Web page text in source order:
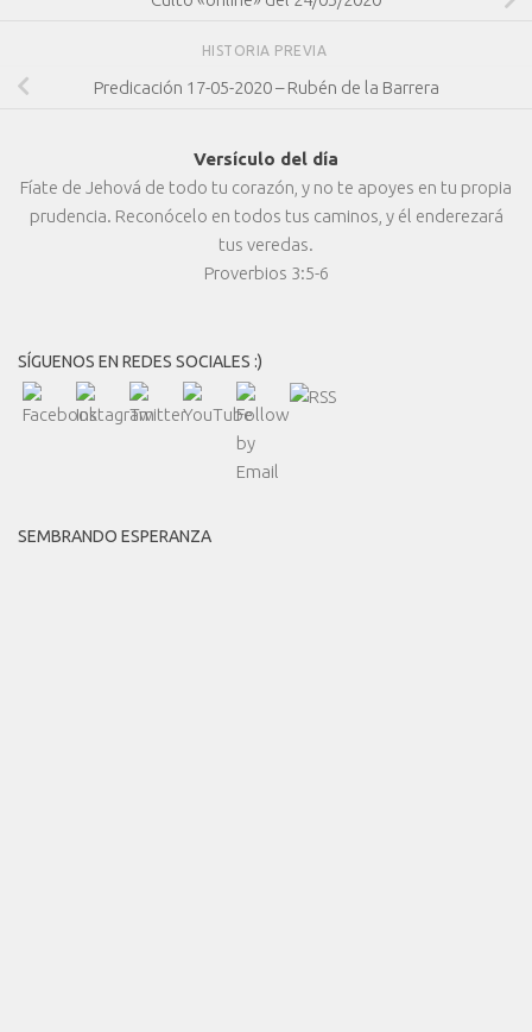
HISTORIA PREVIA
Predicación 17-05-2020 – Rubén de la Barrera
Versículo del día
Fíate de Jehová de todo tu corazón, y no te apoyes en tu propia
prudencia. Reconócelo en todos tus caminos, y él enderezará
tus veredas.
Proverbios 3:5-6
SÍGUENOS EN REDES SOCIALES :)
SEMBRANDO ESPERANZA